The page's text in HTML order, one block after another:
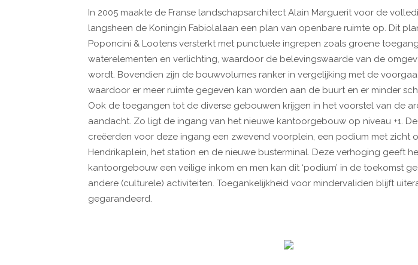
In 2005 maakte de Franse landschapsarchitect Alain Marguerit voor de
langsheen de Koningin Fabiolalaan een plan van openbare ruimte op. Dit
Poponcini & Lootens versterkt met punctuele ingrepen zoals groene
waterelementen en verlichting, waardoor de belevingswaarde van de
wordt. Bovendien zijn de bouwvolumes ranker in vergelijking met de
waardoor er meer ruimte gegeven kan worden aan de buurt en er minder
Ook de toegangen tot de diverse gebouwen krijgen in het voorstel van de
aandacht. Zo ligt de ingang van het nieuwe kantoorgebouw op niveau +1.
creëerden voor deze ingang een zwevend voorplein, een podium met zicht
Hendrikaplein, het station en de nieuwe busterminal. Deze verhoging geeft
kantoorgebouw een veilige inkom en men kan dit ‘podium’ in de toekomst
andere (culturele) activiteiten. Toegankelijkheid voor mindervaliden blijft
gegarandeerd.